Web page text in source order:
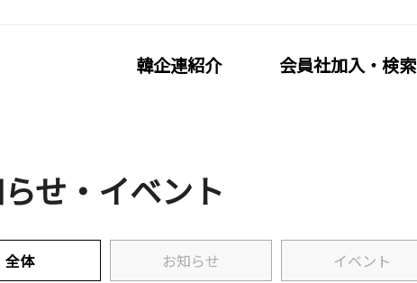
社加入・検索
企連会員加入
韓企連紹介 会員社加入・検索
せ・イベント
全体 お知らせ イベント